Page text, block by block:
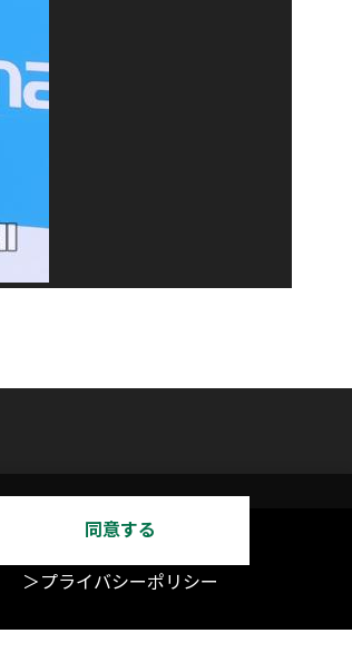
同意する
＞プライバシーポリシー